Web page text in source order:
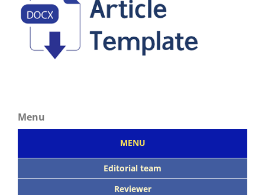
Menu
MENU
Editorial team
Reviewer